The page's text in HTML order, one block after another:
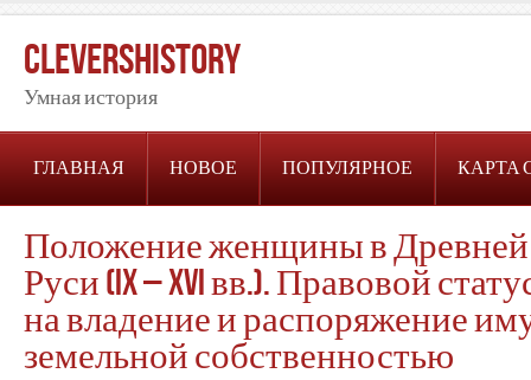
CleversHistory
Умная история
ГЛАВНАЯ НОВОЕ ПОПУЛЯРНОЕ КАРТА
Положение женщины в Древней
Руси (IX – XVI вв.). Правовой
на владение и распоряжение
земельной собственностью